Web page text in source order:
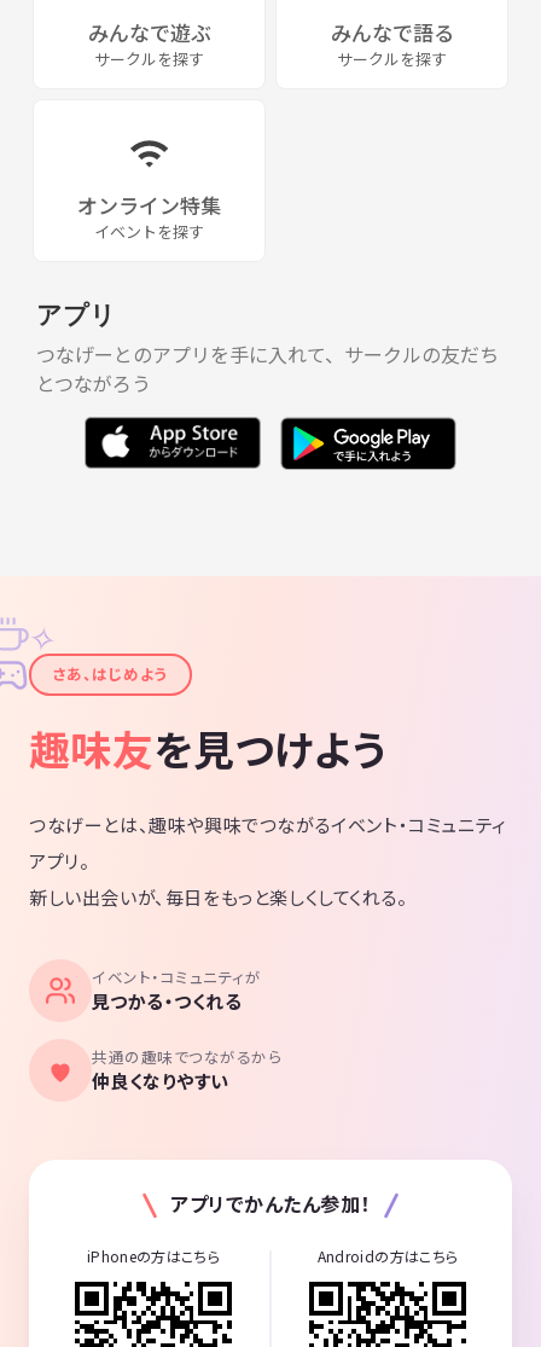
6月2日 宝永山 11名
6月16日 陣馬山 中止飲み会 26名
7月21日 愛鷹山 17名
8月4日 日光白根山 12名
8月25日 鎌倉アルプス 8名
9月29-30日 苗場山 荒天中止
9月30日 『親睦飲み会』荒天中止
10月6-7日 奥多摩キャンプ&金峰山 5名
10月13日 大霧山 11名
10月27日 塔ノ岳 中止
11月3-4日 大天井岳・常念岳(雪山) 5名
11月10−11日 箱根山々を巡る旅 8名
12月29日 水上宝台樹スキー場スノー会
1月5日 鋸山登山＆大仏初詣
1月26-27 竜ヶ岳(雪山初心者向け企画
2月16日 御岳山・日の出山
2月23日 スキー・スノボ会
3月2日 霧ヶ峰〜美ヶ原
3月9日 丹沢 大山
3月9日−10日 スキー・スノボ会
4月6日 お花見
毎日に新たな息吹がほしいひと！！
ご応募お待ちしております！（＾∇＾）
縛られず、ただゆるーく山と温泉旅行と御飯とお酒を楽しむ和がほし
みんなで遊ぶ
サークルを探す
みんなで語る
サークルを探す
オンライン特集
イベントを探す
アプリ
つなげーとのアプリを手に入れて、サークルの友だち
とつながろう
✦
✧
さあ、はじめよう
趣味友を見つけよう
つなげーとは、趣味や興味でつながるイベント・コミュニティ
アプリ。
新しい出会いが、毎日をもっと楽しくしてくれる。
イベント・コミュニティが
見つかる・つくれる
共通の趣味でつながるから
仲良くなりやすい
アプリでかんたん参加！
iPhoneの方はこちら Androidの方はこちら